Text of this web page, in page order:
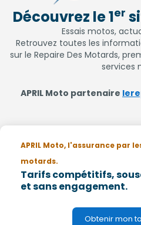
Découvrez le 1er
Essais motos,
Retrouvez toutes les
sur le Repaire Des Motards,
services
APRIL Moto partenaire
APRIL Moto, l'assurance par
motards.
Tarifs compétitifs,
et sans engagement.
Obtenir mon